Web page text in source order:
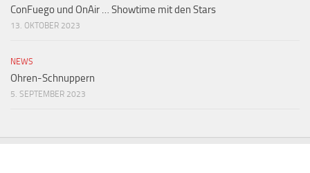
ConFuego und OnAir … Showtime mit den Stars
13. OKTOBER 2023
NEWS
Ohren-Schnuppern
5. SEPTEMBER 2023